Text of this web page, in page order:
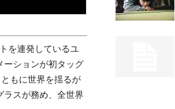
を連発しているユ
ーションが初タッグ
もに世界を揺るが
ラスが務め、全世界